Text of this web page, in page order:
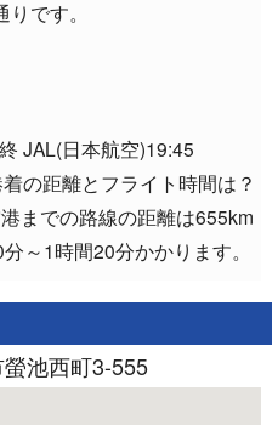
です。
JAL(日本航空)19:45
の距離とフライト時間は？
までの路線の距離は655km
～1時間20分かかります。
池西町3-555